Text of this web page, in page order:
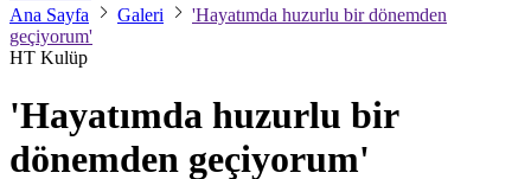
Ana Sayfa Galeri
'Hayatımda huzurlu bir dönemden
geçiyorum'
HT Kulüp
'Hayatımda huzurlu bir
dönemden geçiyorum'